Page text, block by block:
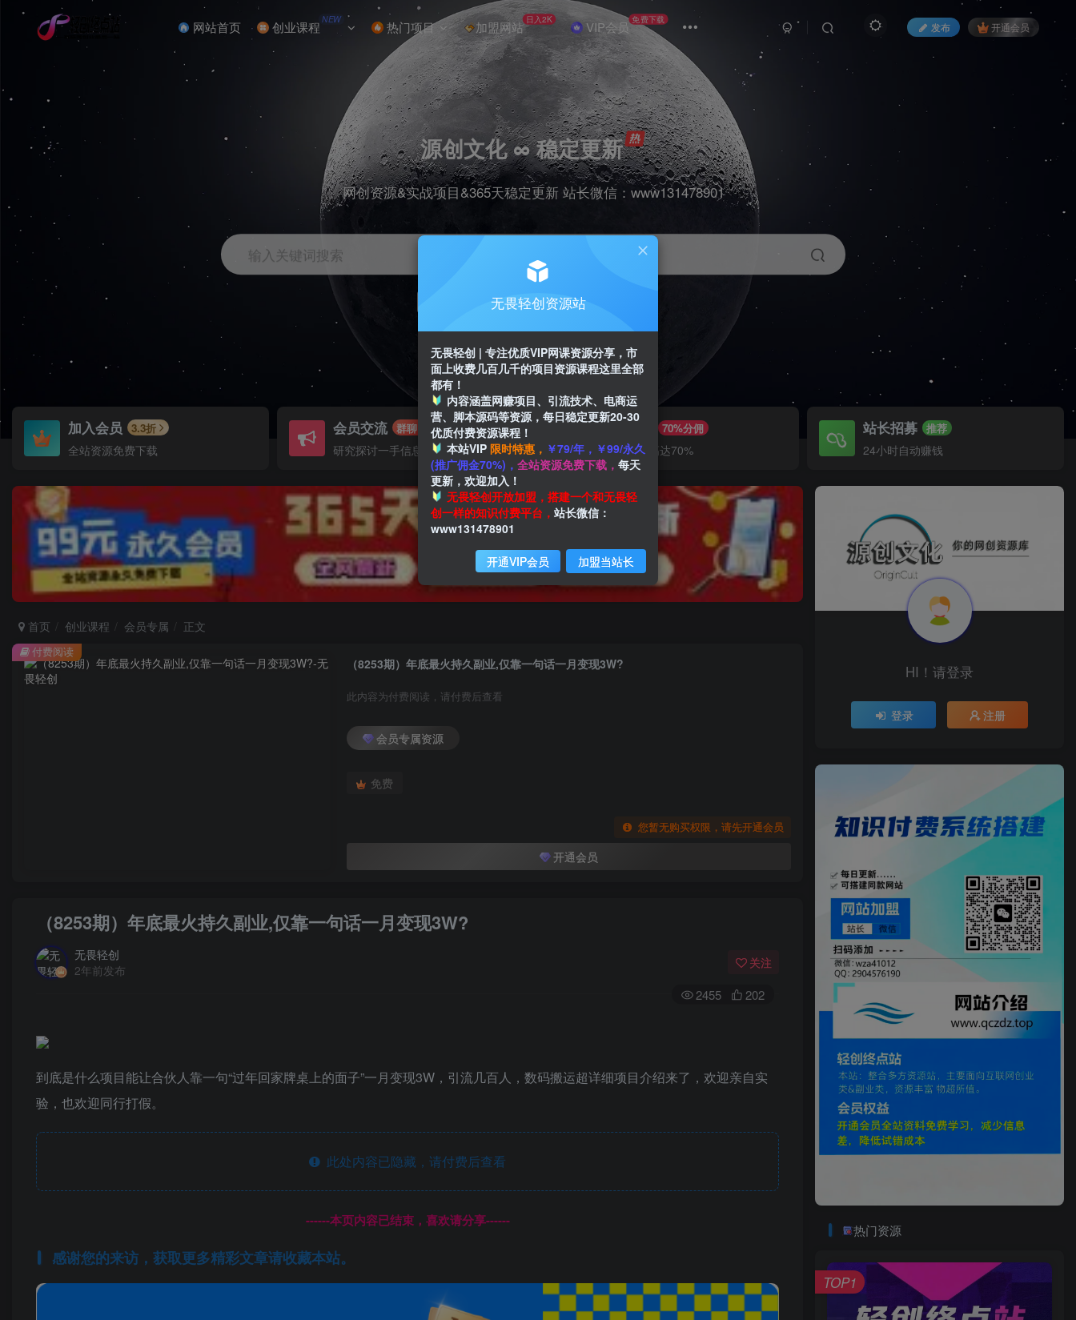
网站首页 创业课程 NEW 热门项目 加盟网站 日入2K VIP会员 免费下载
发布 开通会员
源创文化 ∞ 稳定更新
网创资源&实战项目&365天稳定更新 站长微信：www131478901
输入关键词搜索
引流 剪辑 短视频
加入会员 3.3折
全站资源免费下载
会员交流 群聊
研究探讨一手信息差
推广赚钱 70%分佣
推广返佣高达70%
站长招募 推荐
24小时自动赚钱
首页 创业课程 会员专属 正文
（8253期）年底最火持久副业,仅靠一句话一月变现3W?
此内容为付费阅读，请付费后查看
会员专属资源
免费
您暂无购买权限，请先开通会员
开通会员
付费阅读
（8253期）年底最火持久副业,仅靠一句话一月变现3W?
无畏轻创
2年前发布
关注
2455 202
到底是什么项目能让合伙人靠一句“过年回家牌桌上的面子”一月变现3W，引流几百人，数码搬运超详细项目介绍来了，欢迎亲自实
验，也欢迎同行打假。
此处内容已隐藏，请付费后查看
------本页内容已结束，喜欢请分享------
感谢您的来访，获取更多精彩文章请收藏本站。
HI！请登录
登录 注册
热门资源
TOP1
无畏轻创资源站
无畏轻创 | 专注优质VIP网课资源分享，市
面上收费几百几千的项目资源课程这里全部
都有！
内容涵盖网赚项目、引流技术、电商运
营、脚本源码等资源，每日稳定更新20-30
优质付费资源课程！
本站VIP 限时特惠， ￥79/年，￥99/永久
(推广佣金70%)， 全站资源免费下载， 每天
更新，欢迎加入！
无畏轻创开放加盟，搭建一个和无畏轻
创一样的知识付费平台， 站长微信：
www131478901
开通VIP会员 加盟当站长